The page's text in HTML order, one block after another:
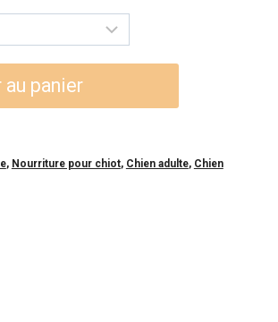
panier
, Nourriture pour chiot, Chien adulte, Chien